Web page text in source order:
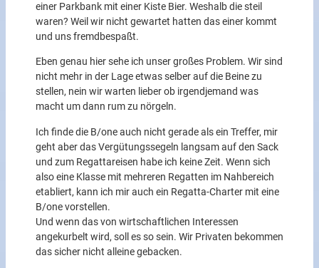
einer Parkbank mit einer Kiste Bier. Weshalb die steil
waren? Weil wir nicht gewartet hatten das einer kommt
und uns fremdbespaßt.
Eben genau hier sehe ich unser großes Problem. Wir sind
nicht mehr in der Lage etwas selber auf die Beine zu
stellen, nein wir warten lieber ob irgendjemand was
macht um dann rum zu nörgeln.
Ich finde die B/one auch nicht gerade als ein Treffer, mir
geht aber das Vergütungssegeln langsam auf den Sack
und zum Regattareisen habe ich keine Zeit. Wenn sich
also eine Klasse mit mehreren Regatten im Nahbereich
etabliert, kann ich mir auch ein Regatta-Charter mit eine
B/one vorstellen.
Und wenn das von wirtschaftlichen Interessen
angekurbelt wird, soll es so sein. Wir Privaten bekommen
das sicher nicht alleine gebacken.